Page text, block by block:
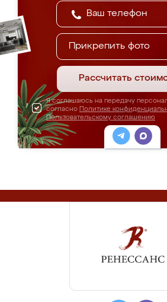
Прикрепить фото
Рассчитать
Я соглашаюсь на передачу
согласно Политике
Пользовательскому соглашению